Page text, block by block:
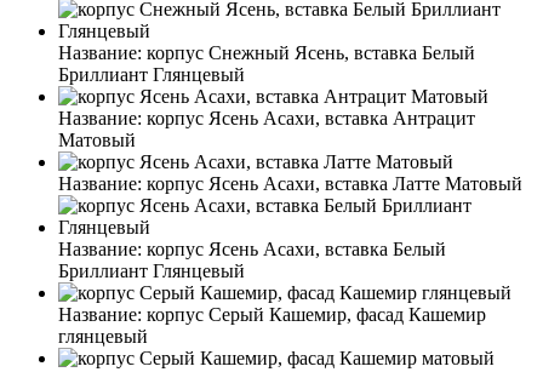
Название: корпус Снежный Ясень, вставка Белый
Бриллиант Глянцевый
Название: корпус Ясень Асахи, вставка Антрацит
Матовый
Название: корпус Ясень Асахи, вставка Латте Матовый
Название: корпус Ясень Асахи, вставка Белый
Бриллиант Глянцевый
Название: корпус Серый Кашемир, фасад Кашемир
глянцевый